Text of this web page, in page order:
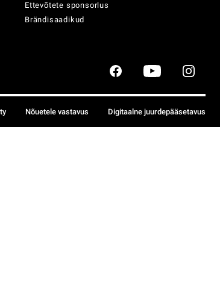
Ettevõtete sponsorlus
Brändisaadikud
Nõuetele vastavus Digitaalne juurdepääsetavus